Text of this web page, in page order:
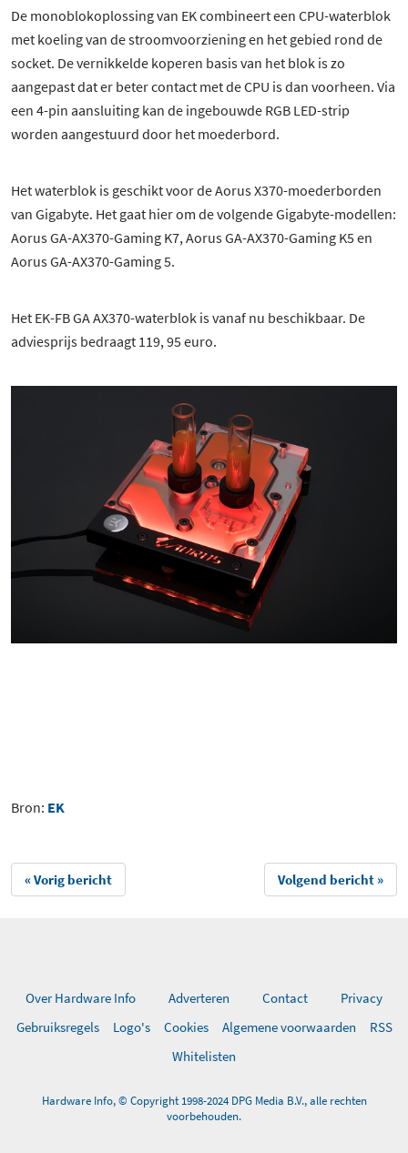
De monoblokoplossing van EK combineert een CPU-waterblok
met koeling van de stroomvoorziening en het gebied rond de
socket. De vernikkelde koperen basis van het blok is zo
aangepast dat er beter contact met de CPU is dan voorheen. Via
een 4-pin aansluiting kan de ingebouwde RGB LED-strip
worden aangestuurd door het moederbord.
Het waterblok is geschikt voor de Aorus X370-moederborden
van Gigabyte. Het gaat hier om de volgende Gigabyte-modellen:
Aorus GA-AX370-Gaming K7, Aorus GA-AX370-Gaming K5 en
Aorus GA-AX370-Gaming 5.
Het EK-FB GA AX370-waterblok is vanaf nu beschikbaar. De
adviesprijs bedraagt 119, 95 euro.
Bron: EK
« Vorig bericht Volgend bericht »
Over Hardware Info Adverteren Contact
Privacy
Gebruiksregels
Logo's Cookies Algemene voorwaarden
RSS
Whitelisten
Hardware Info, © Copyright 1998-2024 DPG Media B.V., alle rechten
voorbehouden.